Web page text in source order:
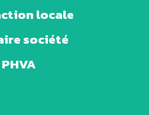
locale
société